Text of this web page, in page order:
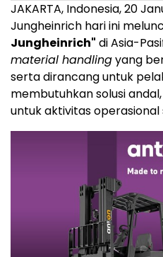
JAKARTA, Indonesia, 20
Jungheinrich hari ini
Jungheinrich" di Asia-
material handlingyang
serta dirancang untuk
membutuhkan solusi
untuk aktivitas operasional